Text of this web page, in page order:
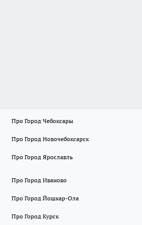
Про Город Чебоксары
Про Город Новочебоксарск
Про Город Ярославль
Про Город Иваново
Про Город Йошкар-Ола
Про Город Курск